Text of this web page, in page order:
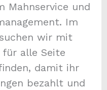
Mahnservice und
Im
wir mit
für alle Seite
damit ihr
bezahlt und